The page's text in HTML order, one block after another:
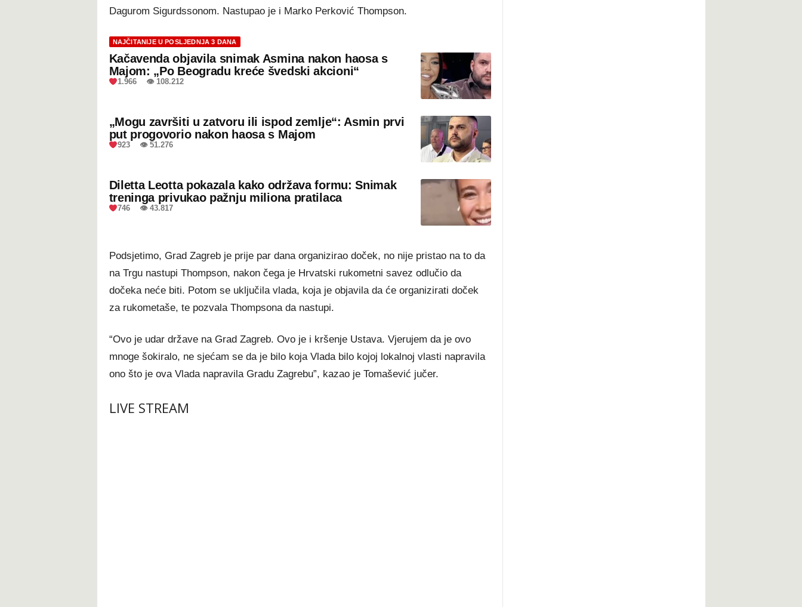
Dagurom Sigurdssonom. Nastupao je i Marko Perković Thompson.
NAJČITANIJE U POSLJEDNJA 3 DANA
Kačavenda objavila snimak Asmina nakon haosa s
Majom: „Po Beogradu kreće švedski akcioni“
1.966 👁 108.212
„Mogu završiti u zatvoru ili ispod zemlje“: Asmin prvi
put progovorio nakon haosa s Majom
923 👁 51.276
Diletta Leotta pokazala kako održava formu: Snimak
treninga privukao pažnju miliona pratilaca
746 👁 43.817
Podsjetimo, Grad Zagreb je prije par dana organizirao doček, no nije pristao na to da
na Trgu nastupi Thompson, nakon čega je Hrvatski rukometni savez odlučio da
dočeka neće biti. Potom se uključila vlada, koja je objavila da će organizirati doček
za rukometaše, te pozvala Thompsona da nastupi.
“Ovo je udar države na Grad Zagreb. Ovo je i kršenje Ustava. Vjerujem da je ovo
mnoge šokiralo, ne sjećam se da je bilo koja Vlada bilo kojoj lokalnoj vlasti napravila
ono što je ova Vlada napravila Gradu Zagrebu”, kazao je Tomašević jučer.
LIVE STREAM